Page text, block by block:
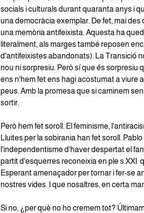
socials i culturals durant quaranta anys i
una democràcia exemplar. De fet, mai
una memòria antifeixista. Aquesta ha
literalment, als marges també reposen
d'antifeixistes abandonats). La Transició
nou ni sorpresiu. Però sí que és sorpresiu
ens n'hem fet ens hagi acostumat a viure
peus. Amb la promesa que si caminem
sortir.
Però hem fet soroll. El feminisme,
Lluites per la sobirania han fet soroll.
l'independentisme d'haver despertat el
partit d'esquerres reconeixia en ple s.XXI
Esperant amenaçador per tornar i fer-se
nostres vides. I que nosaltres, en certa
Si no, ¿per què no ho cremem tot?